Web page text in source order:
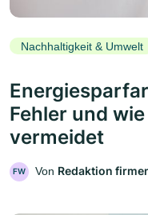
Nachhaltigkeit & Umwelt
Fehler und
vermeidet
FW Von Redaktion